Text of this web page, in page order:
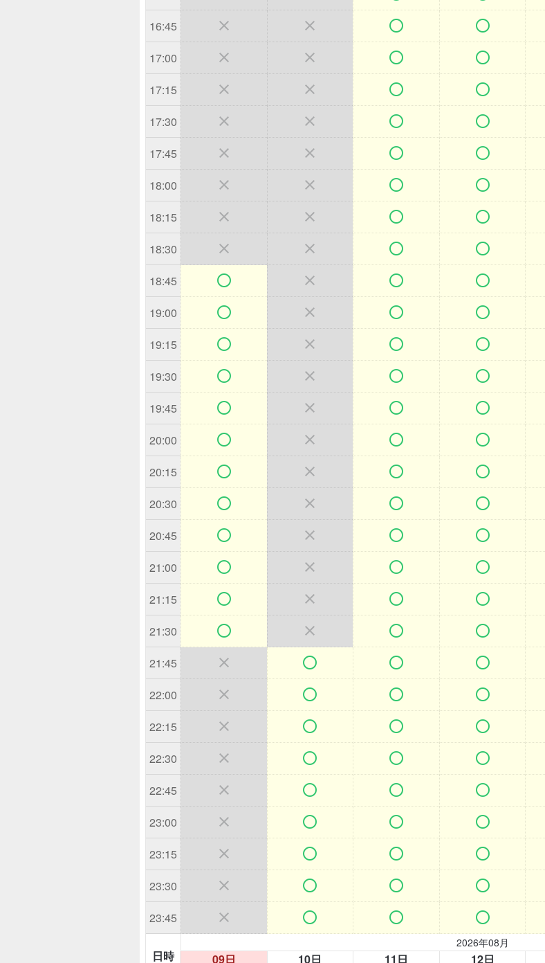
16:45    
17:00    
17:15    
17:30    
17:45    
18:00    
18:15    
18:30    
18:45    
19:00    
19:15    
19:30    
19:45    
20:00    
20:15    
20:30    
20:45    
21:00    
21:15    
21:30    
21:45    
22:00    
22:15    
22:30    
22:45    
23:00    
23:15    
23:30    
23:45    
日時
2026年08月
09日 10日 11日 12日